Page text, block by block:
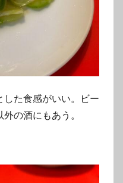
た食感がいい。ビー
の酒にもあう。